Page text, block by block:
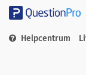
Helpcentrum